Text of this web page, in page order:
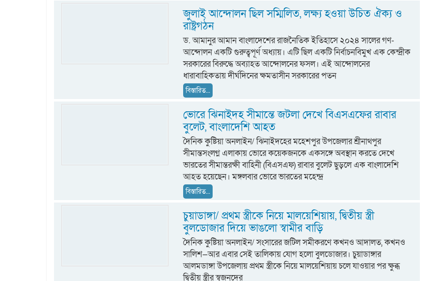
জুলাই আন্দোলন ছিল সম্মিলিত, লক্ষ্য হওয়া উচিত ঐক্য ও
রাষ্ট্রগঠন
ড. আমানুর আমান বাংলাদেশের রাজনৈতিক ইতিহাসে ২০২৪ সালের গণ-
আন্দোলন একটি গুরুত্বপূর্ণ অধ্যায়। এটি ছিল একটি নির্বাচনবিমুখ এক কেন্দ্রীক
সরকারের বিরুদ্ধে অব্যাহত আন্দোলনের ফসল। এই আন্দোলনের
ধারাবাহিকতায় দীর্ঘদিনের ক্ষমতাসীন সরকারের পতন
বিস্তারিত...
ভোরে ঝিনাইদহ সীমান্তে জটলা দেখে বিএসএফের রাবার
বুলেট, বাংলাদেশি আহত
দৈনিক কুষ্টিয়া অনলাইন/ ঝিনাইদহের মহেশপুর উপজেলার শ্রীনাথপুর
সীমান্তসংলগ্ন এলাকায় ভোরে কয়েকজনকে একসঙ্গে অবস্থান করতে দেখে
ভারতের সীমান্তরক্ষী বাহিনী (বিএসএফ) রাবার বুলেট ছুড়লে এক বাংলাদেশি
আহত হয়েছেন। মঙ্গলবার ভোরে ভারতের মহেন্দ্র
বিস্তারিত...
চুয়াডাঙ্গা/ প্রথম স্ত্রীকে নিয়ে মালয়েশিয়ায়, দ্বিতীয় স্ত্রী
বুলডোজার দিয়ে ভাঙলো স্বামীর বাড়ি
দৈনিক কুষ্টিয়া অনলাইন/ সংসারের জটিল সমীকরণে কখনও আদালত, কখনও
সালিশ—আর এবার সেই তালিকায় যোগ হলো বুলডোজার। চুয়াডাঙ্গার
আলমডাঙ্গা উপজেলায় প্রথম স্ত্রীকে নিয়ে মালয়েশিয়ায় চলে যাওয়ার পর ক্ষুব্ধ
দ্বিতীয় স্ত্রীর স্বজনদের